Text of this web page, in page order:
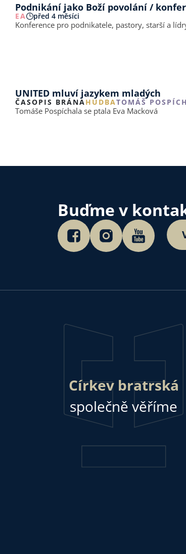
Podnikání jako Boží povolání /
EA před 4 měsíci
Konference pro podnikatele, pastory, starší a
UNITED mluví jazykem mladých
ČASOPIS BRÁNAHUDBATOMÁŠ
Tomáše Pospíchala se ptala Eva Macková
Buďme v
Církev bratrská
společně věříme